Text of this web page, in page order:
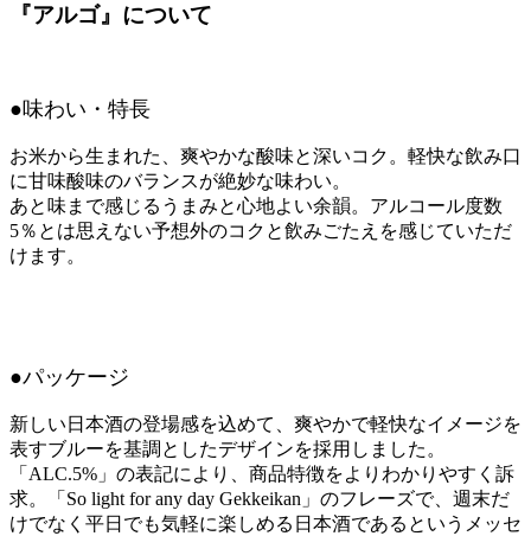
『アルゴ』について
●味わい・特長
お米から生まれた、爽やかな酸味と深いコク。軽快な飲み口
に甘味酸味のバランスが絶妙な味わい。
あと味まで感じるうまみと心地よい余韻。アルコール度数
5％とは思えない予想外のコクと飲みごたえを感じていただ
けます。
●パッケージ
新しい日本酒の登場感を込めて、爽やかで軽快なイメージを
表すブルーを基調としたデザインを採用しました。
「ALC.5%」の表記により、商品特徴をよりわかりやすく訴
求。「So light for any day Gekkeikan」のフレーズで、週末だ
けでなく平日でも気軽に楽しめる日本酒であるというメッセ